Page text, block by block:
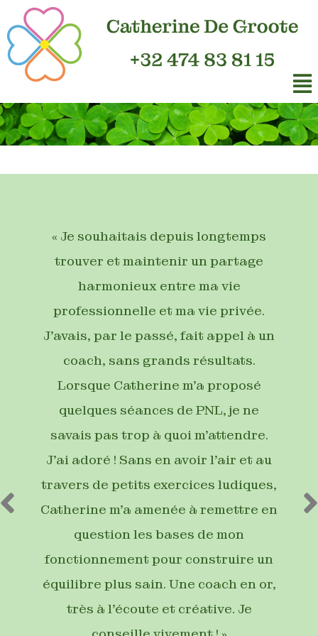
« Je souhaitais depuis longtemps
trouver et maintenir un partage
harmonieux entre ma vie
professionnelle et ma vie privée.
J’avais, par le passé, fait appel à un
coach, sans grands résultats.
Lorsque Catherine m’a proposé
quelques séances de PNL, je ne
savais pas trop à quoi m’attendre.
J’ai adoré ! Sans en avoir l’air et au
travers de petits exercices ludiques,
Catherine m’a amenée à remettre en
question les bases de mon
fonctionnement pour construire un
équilibre plus sain. Une coach en or,
très à l’écoute et créative. Je